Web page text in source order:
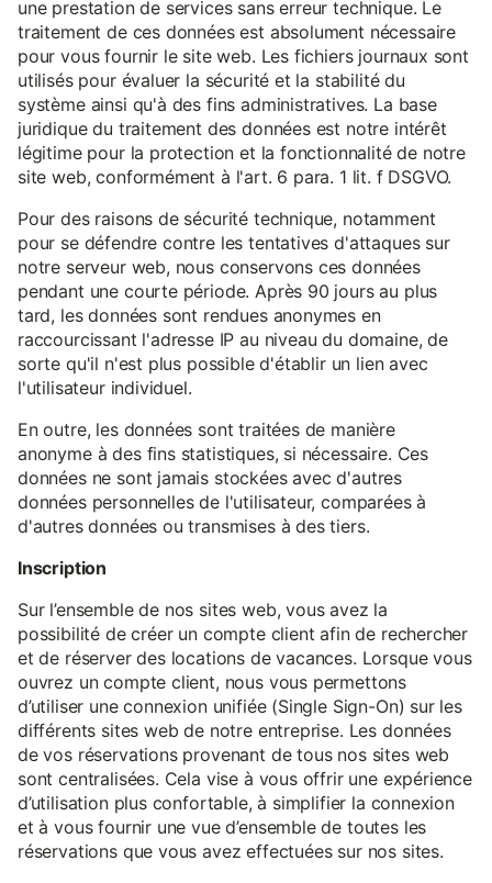
une prestation de services sans erreur technique. Le
traitement de ces données est absolument nécessaire
pour vous fournir le site web. Les fichiers journaux sont
utilisés pour évaluer la sécurité et la stabilité du
système ainsi qu'à des fins administratives. La base
juridique du traitement des données est notre intérêt
légitime pour la protection et la fonctionnalité de notre
site web, conformément à l'art. 6 para. 1 lit. f DSGVO.
Pour des raisons de sécurité technique, notamment
pour se défendre contre les tentatives d'attaques sur
notre serveur web, nous conservons ces données
pendant une courte période. Après 90 jours au plus
tard, les données sont rendues anonymes en
raccourcissant l'adresse IP au niveau du domaine, de
sorte qu'il n'est plus possible d'établir un lien avec
l'utilisateur individuel.
En outre, les données sont traitées de manière
anonyme à des fins statistiques, si nécessaire. Ces
données ne sont jamais stockées avec d'autres
données personnelles de l'utilisateur, comparées à
d'autres données ou transmises à des tiers.
Inscription
Sur l’ensemble de nos sites web, vous avez la
possibilité de créer un compte client afin de rechercher
et de réserver des locations de vacances. Lorsque vous
ouvrez un compte client, nous vous permettons
d’utiliser une connexion unifiée (Single Sign-On) sur les
différents sites web de notre entreprise. Les données
de vos réservations provenant de tous nos sites web
sont centralisées. Cela vise à vous offrir une expérience
d’utilisation plus confortable, à simplifier la connexion
et à vous fournir une vue d’ensemble de toutes les
réservations que vous avez effectuées sur nos sites.